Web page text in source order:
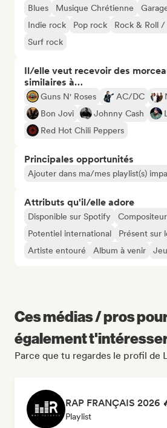
Blues Musique Chrétienne
Indie rock
Pop rock
Rock & Roll /
Surf rock
Il/elle veut recevoir des
similaires à…
Guns N' Roses AC/DC
Bon Jovi
Johnny Cash
Red Hot Chili Peppers
Principales opportunités
Ajouter dans ma/mes playlist(s)
Attributs qu'il/elle adore
Disponible sur Spotify
Compositeur
Potentiel international
Présent sur
Artiste entouré
Album à venir
Ces médias / pros
également
Parce que tu regardes le profil de
Playlist